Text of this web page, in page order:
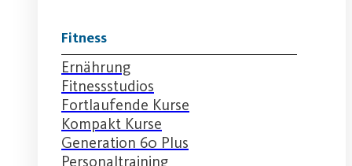
Fitness
Ernährung
Fitnessstudios
Fortlaufende Kurse
Kompakt Kurse
Generation 60 Plus
Personaltraining